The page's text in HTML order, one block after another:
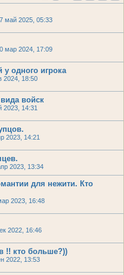
май 2025, 05:33
мар 2024, 17:09
у одного игрока
2024, 18:50
войск
2023, 14:31
2023, 14:21
2023, 13:34
для нежити. Кто
2023, 16:48
2022, 16:46
!! кто больше?))
2022, 13:53